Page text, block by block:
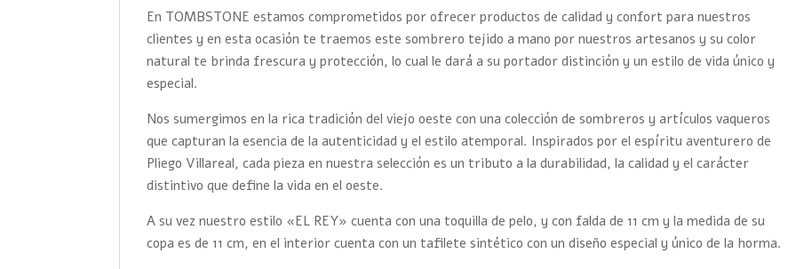
En TOMBSTONE estamos comprometidos por ofrecer productos de calidad y confort para nuestros
clientes y en esta ocasión te traemos este sombrero tejido a mano por nuestros artesanos y su color
natural te brinda frescura y protección, lo cual le dará a su portador distinción y un estilo de vida único y
especial.
Nos sumergimos en la rica tradición del viejo oeste con una colección de sombreros y artículos vaqueros
que capturan la esencia de la autenticidad y el estilo atemporal. Inspirados por el espíritu aventurero de
Pliego Villareal, cada pieza en nuestra selección es un tributo a la durabilidad, la calidad y el carácter
distintivo que define la vida en el oeste.
A su vez nuestro estilo «EL REY» cuenta con una toquilla de pelo, y con falda de 11 cm y la medida de su
copa es de 11 cm, en el interior cuenta con un tafilete sintético con un diseño especial y único de la horma.